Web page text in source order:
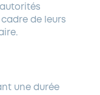
de leurs
une durée